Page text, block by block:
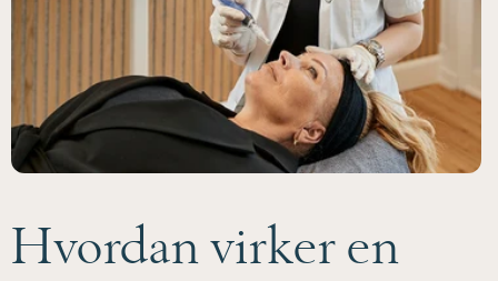
Hvordan virker en